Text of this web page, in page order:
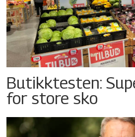
Butikktesten:
for store sko